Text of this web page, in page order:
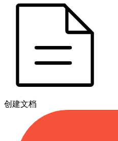
创建文档